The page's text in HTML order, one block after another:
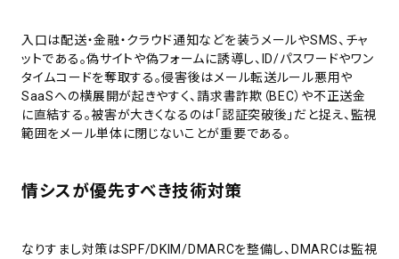
入口は配送・金融・クラウド通知などを装うメールやSMS、チャ
ットである。偽サイトや偽フォームに誘導し、ID/パスワードやワン
タイムコードを奪取する。侵害後はメール転送ルール悪用や
SaaSへの横展開が起きやすく、請求書詐欺（BEC）や不正送金
に直結する。被害が大きくなるのは「認証突破後」だと捉え、監視
範囲をメール単体に閉じないことが重要である。
情シスが優先すべき技術対策
なりすまし対策はSPF/DKIM/DMARCを整備し、DMARCは監視